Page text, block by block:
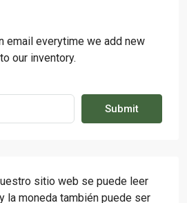
email everytime we add new
our inventory.
Submit
sitio web se puede leer
la moneda también puede ser